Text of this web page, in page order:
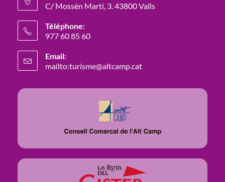
C/ Mossèn Martí, 3. 43800 Valls
Téléphone:
977 60 85 60
Email:
mailto:turisme@altcamp.cat